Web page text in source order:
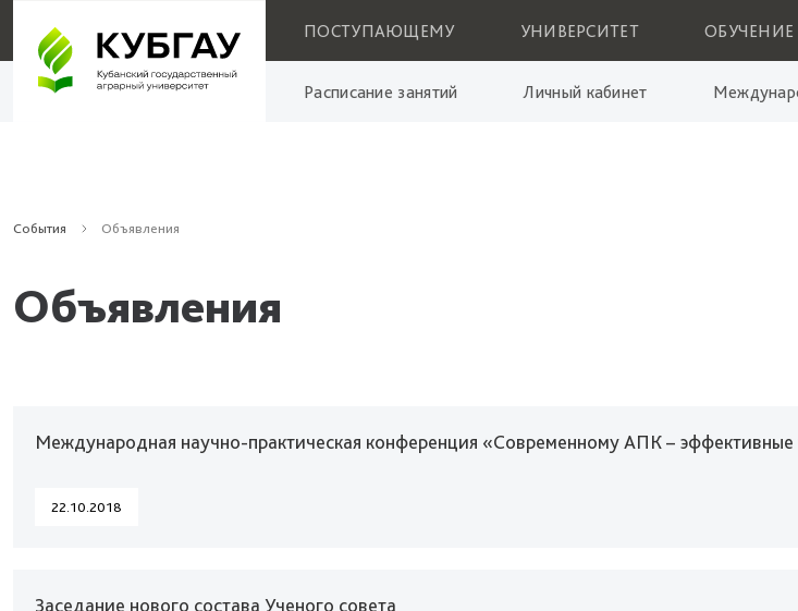
ПОСТУПАЮЩЕМУ УНИВЕРСИТЕТ ОБУЧЕНИЕ
Расписание занятий Личный кабинет
События Объявления
Объявления
Международная научно-практическая конференция «Современному АПК – эффективные
22.10.2018
Заседание нового состава Ученого совета